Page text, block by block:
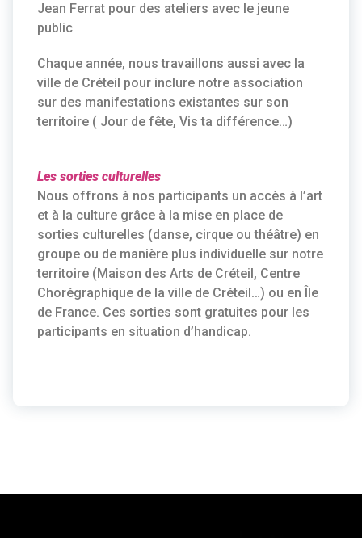
Jean Ferrat pour des ateliers avec le jeune
public
Chaque année, nous travaillons aussi avec la
ville de Créteil pour inclure notre association
sur des manifestations existantes sur son
territoire ( Jour de fête, Vis ta différence…)
Les sorties culturelles
Nous offrons à nos participants un accès à l’art
et à la culture grâce à la mise en place de
sorties culturelles (danse, cirque ou théâtre) en
groupe ou de manière plus individuelle sur notre
territoire (Maison des Arts de Créteil, Centre
Chorégraphique de la ville de Créteil…) ou en Île
de France. Ces sorties sont gratuites pour les
participants en situation d’handicap.